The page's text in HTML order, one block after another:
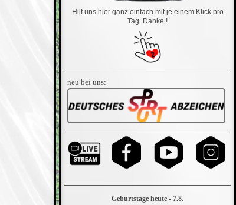
Hilf uns hier ganz einfach mit je einem Klick pro
Tag. Danke !
neu bei uns:
Geburtstage heute - 7.8.